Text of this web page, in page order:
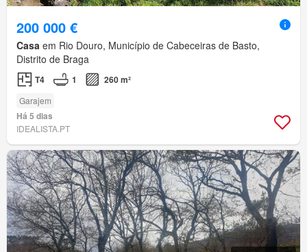
200 000 €
Casa em Rio Douro, Município de Cabeceiras de Basto,
Distrito de Braga
T4 1 260 m²
Garajem
Há 5 dias
IDEALISTA.PT